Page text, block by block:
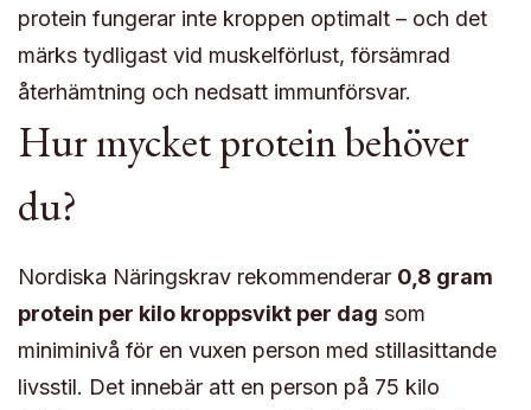
protein fungerar inte kroppen optimalt – och det
märks tydligast vid muskelförlust, försämrad
återhämtning och nedsatt immunförsvar.
Hur mycket protein behöver
du?
Nordiska Näringskrav rekommenderar 0,8 gram
protein per kilo kroppsvikt per dag som
miniminivå för en vuxen person med stillasittande
livsstil. Det innebär att en person på 75 kilo